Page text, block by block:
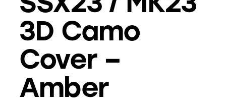
3D Camo
Cover –
Amber